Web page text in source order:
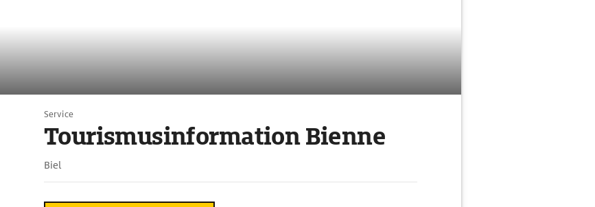
Service
Tourismusinformation Bienne
Biel